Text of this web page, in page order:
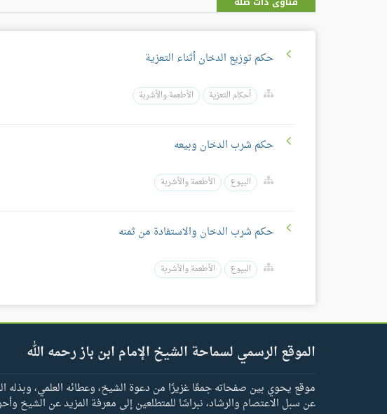
حكم توزيع الدخان أثناء التعزية
أحكام التعزية الأطعمة والأشربة
حكم شرب الدخان وبيعه
البيوع الأطعمة والأشربة
حكم شرب الدخان والاستفادة من ثمنه
البيوع الأطعمة والأشربة
الموقع الرسمي لسماحة الشيخ الإمام ابن باز رحمه الله
موقع يحوي بين صفحاته جمعًا غزيرًا من دعوة الشيخ، وعطائه العلمي، وبذله
عن سبل الاعتصام والرشاد، نبراسًا للمتطلعين إلى معرفة المزيد عن الشيخ